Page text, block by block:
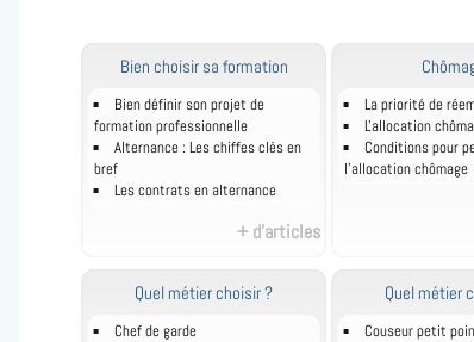
Bien choisir sa formation
Bien définir son projet de
formation professionnelle
Alternance : Les chiffes clés en
bref
Les contrats en alternance
+ d'articles
La priorité de
L'allocation
Conditions pour
l'allocation chômage
Quel métier choisir ?
Chef de garde
Quel métier
Couseur petit